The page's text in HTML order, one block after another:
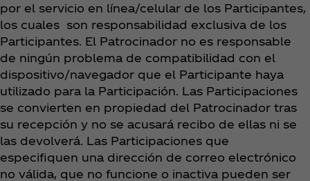
por el servicio en línea/celular de los Participantes,
los cuales son responsabilidad exclusiva de los
Participantes. El Patrocinador no es responsable
de ningún problema de compatibilidad con el
dispositivo/navegador que el Participante haya
utilizado para la Participación. Las Participaciones
se convierten en propiedad del Patrocinador tras
su recepción y no se acusará recibo de ellas ni se
las devolverá. Las Participaciones que
especifiquen una dirección de correo electrónico
no válida, que no funcione o inactiva pueden ser